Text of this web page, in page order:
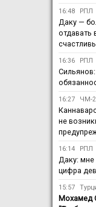
16:48 РПЛ
Даку —
отдавать
16:36 РПЛ
16:27 ЧМ-
не
16:14 РПЛ
Даку: мне
цифра
15:57
Мохамед